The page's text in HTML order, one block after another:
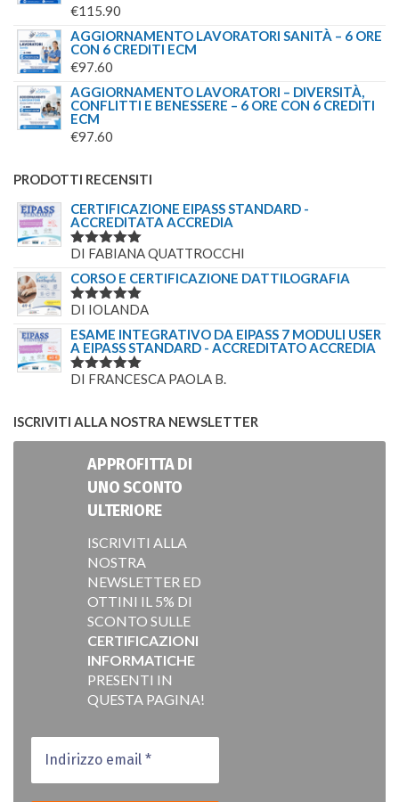
€115.90
AGGIORNAMENTO LAVORATORI SANITÀ – 6 ORE
CON 6 CREDITI ECM
€97.60
AGGIORNAMENTO LAVORATORI – DIVERSITÀ,
CONFLITTI E BENESSERE – 6 ORE CON 6 CREDITI
ECM
€97.60
PRODOTTI RECENSITI
CERTIFICAZIONE EIPASS STANDARD -
ACCREDITATA ACCREDIA
VALUTATO
DI FABIANA QUATTROCCHI
CORSO E CERTIFICAZIONE DATTILOGRAFIA
VALUTATO
DI IOLANDA
ESAME INTEGRATIVO DA EIPASS 7 MODULI USER
A EIPASS STANDARD - ACCREDITATO ACCREDIA
VALUTATO
DI FRANCESCA PAOLA B.
ISCRIVITI ALLA NOSTRA NEWSLETTER
APPROFITTA DI
UNO SCONTO
ULTERIORE
ISCRIVITI ALLA
NOSTRA
NEWSLETTER ED
OTTINI IL 5% DI
SCONTO SULLE
CERTIFICAZIONI
INFORMATICHE
PRESENTI IN
QUESTA PAGINA!